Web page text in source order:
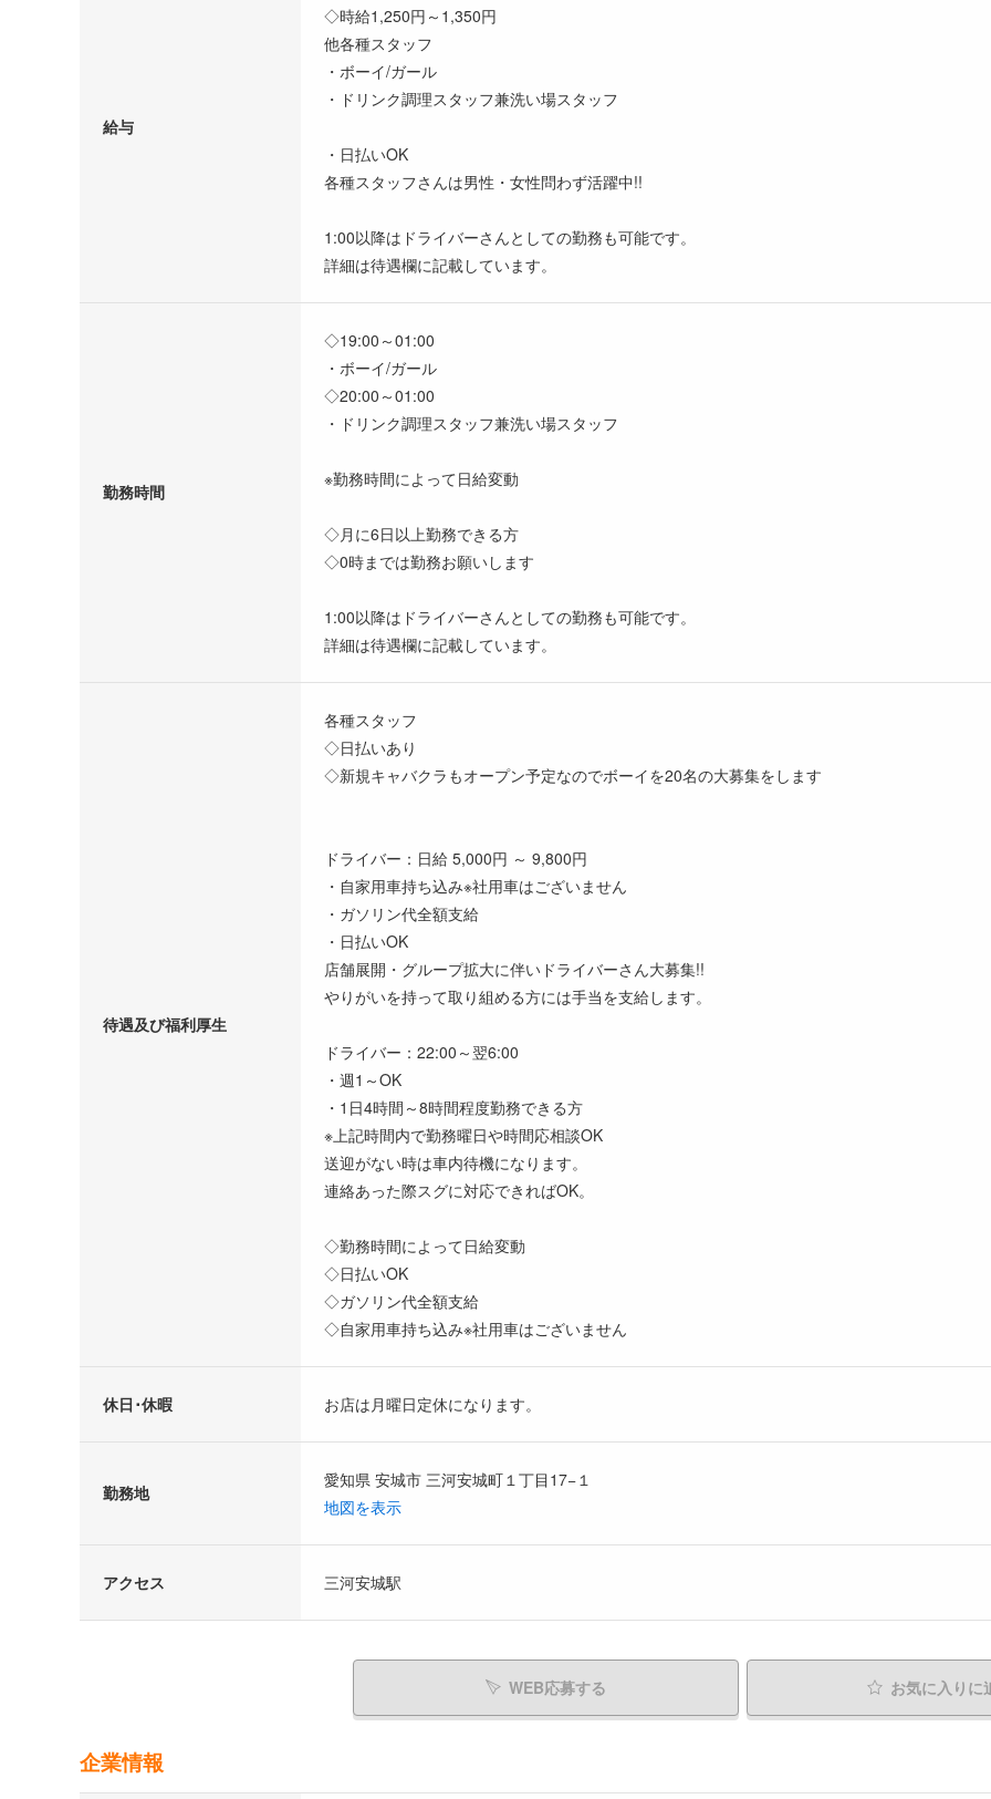
給与
◇時給1,250円～1,350円
他各種スタッフ
・ボーイ/ガール
・ドリンク調理スタッフ兼洗い場スタッフ
・日払いOK
各種スタッフさんは男性・女性問わず活躍中!!
1:00以降はドライバーさんとしての勤務も可能です。
詳細は待遇欄に記載しています。
勤務時間
◇19:00～01:00
・ボーイ/ガール
◇20:00～01:00
・ドリンク調理スタッフ兼洗い場スタッフ
※勤務時間によって日給変動
◇月に6日以上勤務できる方
◇0時までは勤務お願いします
1:00以降はドライバーさんとしての勤務も可能です。
詳細は待遇欄に記載しています。
待遇及び福利厚生
各種スタッフ
◇日払いあり
◇新規キャバクラもオープン予定なのでボーイを20名の大募集をします
ドライバー：日給 5,000円 ～ 9,800円
・自家用車持ち込み※社用車はございません
・ガソリン代全額支給
・日払いOK
店舗展開・グループ拡大に伴いドライバーさん大募集!!
やりがいを持って取り組める方には手当を支給します。
ドライバー：22:00～翌6:00
・週1～OK
・1日4時間～8時間程度勤務できる方
※上記時間内で勤務曜日や時間応相談OK
送迎がない時は車内待機になります。
連絡あった際スグに対応できればOK。
◇勤務時間によって日給変動
◇日払いOK
◇ガソリン代全額支給
◇自家用車持ち込み※社用車はございません
休日･休暇 お店は月曜日定休になります。
勤務地
愛知県 安城市 三河安城町１丁目17−１
地図を表示
アクセス 三河安城駅
WEB応募する お気に入り に
企業情報